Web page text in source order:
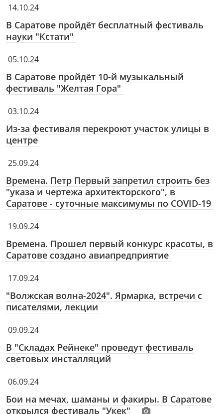
14.10.24
В Саратове пройдёт бесплатный фестиваль
науки "Кстати"
05.10.24
В Саратове пройдёт 10-й музыкальный
фестиваль "Желтая Гора"
03.10.24
Из-за фестиваля перекроют участок улицы в
центре
25.09.24
Времена. Петр Первый запретил строить без
"указа и чертежа архитекторского", в
Саратове - суточные максимумы по COVID-19
19.09.24
Времена. Прошел первый конкурс красоты, в
Саратове создано авиапредприятие
17.09.24
"Волжская волна-2024". Ярмарка, встречи с
писателями, лекции
09.09.24
В "Складах Рейнеке" проведут фестиваль
световых инсталляций
06.09.24
Бои на мечах, шаманы и факиры. В Саратове
открылся фестиваль "Укек"